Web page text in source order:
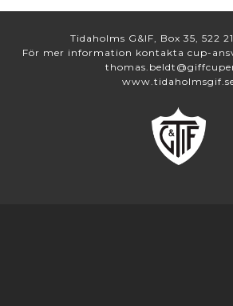
Tidaholms G&IF, Box 35, 522
För mer information kontakta cup-